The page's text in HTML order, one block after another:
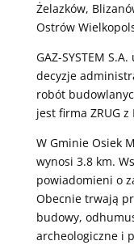
Żelazków,
Ostrów
GAZ-SYSTEM
decyzje
robót
jest firma ZRUG z
W Gminie Osiek
wynosi 3.8 km.
powiadomieni o
Obecnie trwają
budowy,
archeologiczne i